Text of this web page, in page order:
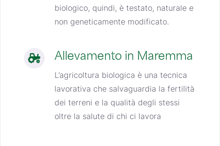
biologico, quindi, è testato, naturale e
non geneticamente modificato.
Allevamento in Maremma
L’agricoltura biologica è una tecnica
lavorativa che salvaguardia la fertilità
dei terreni e la qualità degli stessi
oltre la salute di chi ci lavora